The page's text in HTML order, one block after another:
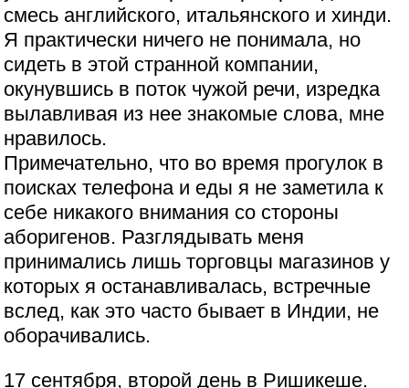
смесь английского, итальянского и хинди.
Я практически ничего не понимала, но
сидеть в этой странной компании,
окунувшись в поток чужой речи, изредка
вылавливая из нее знакомые слова, мне
нравилось.
Примечательно, что во время прогулок в
поисках телефона и еды я не заметила к
себе никакого внимания со стороны
аборигенов. Разглядывать меня
принимались лишь торговцы магазинов у
которых я останавливалась, встречные
вслед, как это часто бывает в Индии, не
оборачивались.
17 сентября, второй день в Ришикеше.